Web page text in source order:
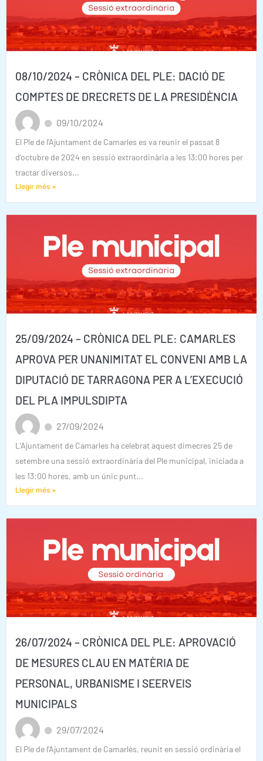
08/10/2024 – CRÒNICA DEL PLE: DACIÓ DE
COMPTES DE DRECRETS DE LA PRESIDÈNCIA
09/10/2024
El Ple de l’Ajuntament de Camarles es va reunir el passat 8
d’octubre de 2024 en sessió extraordinària a les 13:00 hores per
tractar diversos...
Llegir més +
25/09/2024 – CRÒNICA DEL PLE: CAMARLES
APROVA PER UNANIMITAT EL CONVENI AMB LA
DIPUTACIÓ DE TARRAGONA PER A L’EXECUCIÓ
DEL PLA IMPULSDIPTA
27/09/2024
L’Ajuntament de Camarles ha celebrat aquest dimecres 25 de
setembre una sessió extraordinària del Ple municipal, iniciada a
les 13:00 hores, amb un únic punt...
Llegir més +
26/07/2024 – CRÒNICA DEL PLE: APROVACIÓ
DE MESURES CLAU EN MATÈRIA DE
PERSONAL, URBANISME I SEERVEIS
MUNICIPALS
29/07/2024
El Ple de l’Ajuntament de Camarlès, reunit en sessió ordinària el